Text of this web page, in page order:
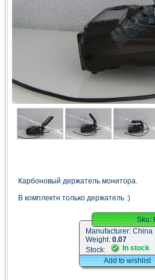
Карбоновый держатель монитора.
В комплектн только держатель :)
Sku:
Manufacturer: China
Weight: 0.07
Stock:
In stock
Add to wishlist